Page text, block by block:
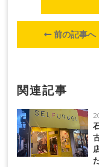
前の記事へ
関連記事